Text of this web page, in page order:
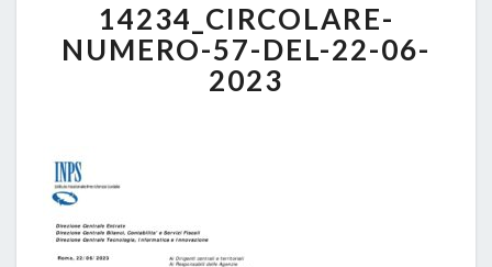
NUMERO-
57-
DEL-
22-
14234_CIRCOLARE-
NUMERO-57-DEL-22-06-
2023